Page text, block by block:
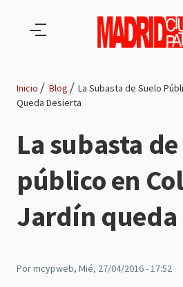
de
navegación
Inicio Blog
La Subasta de Suelo
Queda Desierta
La subasta
público en
Jardín
Pormcypweb, Mié, 27/04/2016 - 17:52